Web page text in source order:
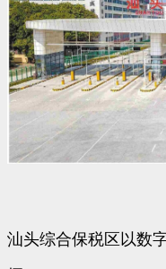
汕头综合保税区以数